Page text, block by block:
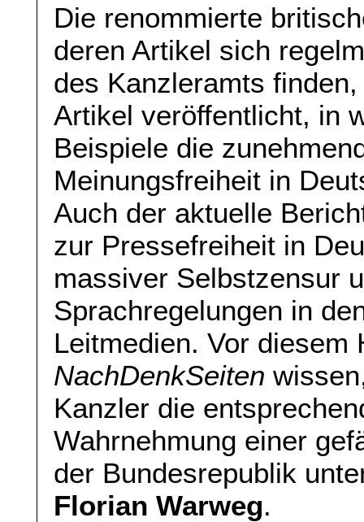
Die renommierte
deren Artikel sich
des Kanzleramts
Artikel veröffentlicht, in
Beispiele die
Meinungsfreiheit in
Auch der aktuelle
zur Pressefreiheit in
massiver Selbstzensur
Sprachregelungen in
Leitmedien. Vor diesem
NachDenkSeiten
Kanzler die
Wahrnehmung einer
der Bundesrepublik
Florian Warweg.